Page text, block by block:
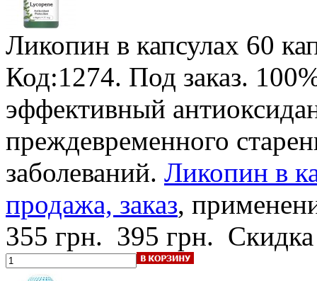
Ликопин в капсулах 60
Код:1274. Под заказ.
эффективный
преждевременного
заболеваний. Ликопин в
продажа, заказ,
355 грн. 395 грн.